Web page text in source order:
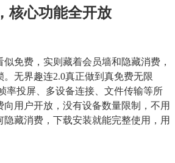
核心功能全开放
免费，实则藏着会员墙和隐藏消费，
无界趣连2.0真正做到真免费无限
率投屏、多设备连接、文件传输等所
用户开放，没有设备数量限制，不用
隐藏消费，下载安装就能完整使用，用